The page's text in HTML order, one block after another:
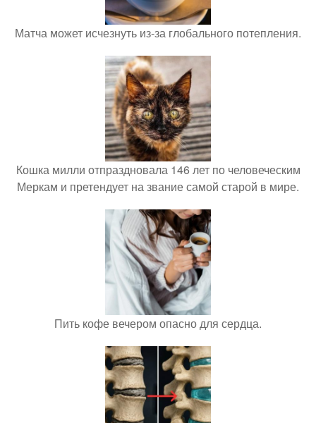
Матча может исчезнуть из-за глобального потепления.
Кошка милли отпраздновала 146 лет по человеческим
Меркам и претендует на звание самой старой в мире.
Пить кофе вечером опасно для сердца.